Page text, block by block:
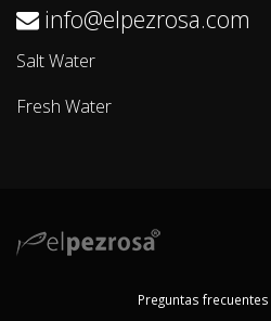
info@elpezrosa.com
Salt Water
Fresh Water
Preguntas frecuentes